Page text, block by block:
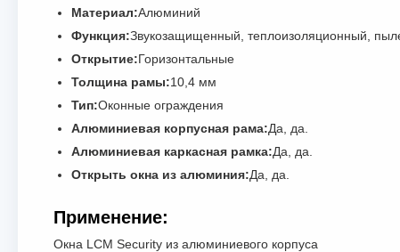
Материал:Алюминий
Функция:Звукозащищенный, теплоизоляционный,
Открытие:Горизонтальные
Толщина рамы:10,4 мм
Тип:Оконные ограждения
Алюминиевая корпусная рама:Да, да.
Алюминиевая каркасная рамка:Да, да.
Открыть окна из алюминия:Да, да.
Применение:
Окна LCM Security из алюминиевого корпуса